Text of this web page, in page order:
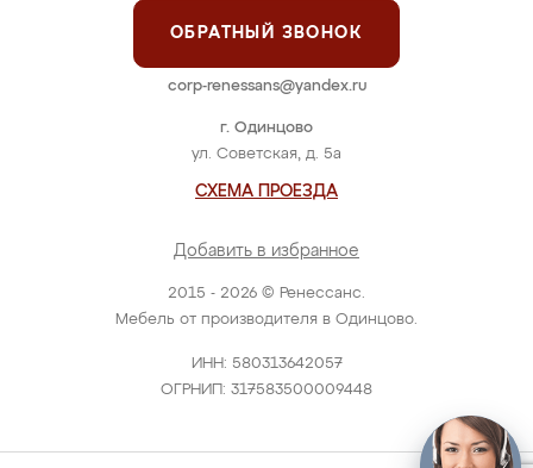
2015 - 2026 © Ренессанс.
Мебель от производителя в Одинцово.
ИНН: 580313642057
ОГРНИП: 317583500009448
г. Одинцово
ул. Советская, д. 5а
СХЕМА ПРОЕЗДА
Добавить в избранное
ОБРАТНЫЙ ЗВОНОК
corp-renessans@yandex.ru